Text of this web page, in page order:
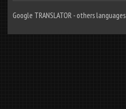
Google TRANSLATOR - others languages